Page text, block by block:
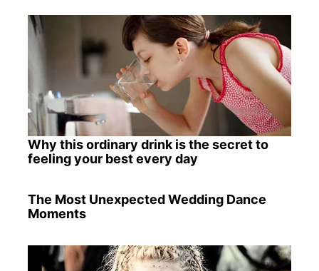
Why this ordinary drink is the secret to
feeling your best every day
The Most Unexpected Wedding Dance
Moments